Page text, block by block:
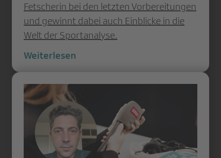
Fetscherin bei den letzten Vorbereitungen
und gewinnt dabei auch Einblicke in die
Welt der Sportanalyse.
Weiterlesen